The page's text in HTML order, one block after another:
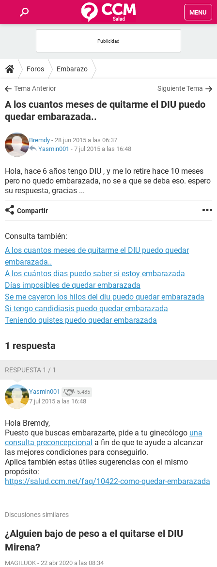
MENU
FOROS
SALUD
FAMILIA
NUTRICIÓN
SEXUALIDAD
GLOSARIO
Foros Embarazo
Tema Anterior Siguiente Tema
A los cuantos meses de quitarme el DIU puedo
quedar embarazada..
Bremdy - 28 jun 2015 a las 06:37
Yasmin001 - 7 jul 2015 a las 16:48
Hola, hace 6 años tengo DIU , y me lo retire hace 10 meses
pero no quedo embarazada, no se a que se deba eso. espero
su respuesta, gracias ...
Compartir
Consulta también:
A los cuantos meses de quitarme el DIU puedo quedar
embarazada..
A los cuántos dias puedo saber si estoy embarazada
Días imposibles de quedar embarazada
Se me cayeron los hilos del diu puedo quedar embarazada
Si tengo candidiasis puedo quedar embarazada
Teniendo quistes puedo quedar embarazada
1 respuesta
RESPUESTA 1 / 1
Yasmin001 5.485
7 jul 2015 a las 16:48
Hola Bremdy,
Puesto que buscas embarazarte, pide a tu ginecólogo una
consulta preconcepcional a fin de que te ayude a alcanzar
las mejores condiciones para conseguirlo.
Aplica también estas útiles sugerencias con el mismo
propósito:
https://salud.ccm.net/faq/10422-como-quedar-embarazada
Discusiones similares
¿Alguien bajo de peso a el quitarse el DIU
Mirena?
MAGILUOK - 22 abr 2020 a las 08:34